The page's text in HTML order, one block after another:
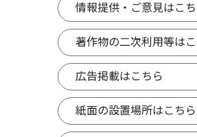
情報提供・ご意見はこ
著作物の二次利用等は
広告掲載はこちら
紙面の設置場所はこちら